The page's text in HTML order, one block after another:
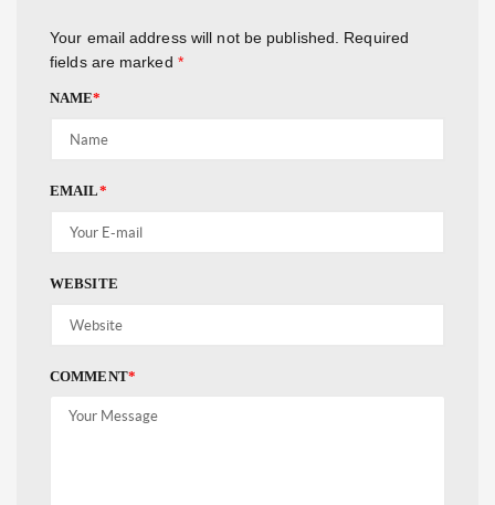
Your email address will not be published. Required
fields are marked *
NAME*
EMAIL*
WEBSITE
COMMENT*